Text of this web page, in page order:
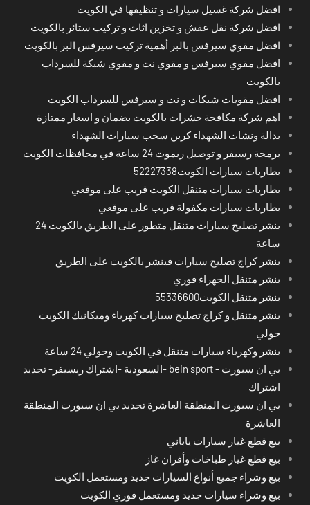
افضل شركة غسيل سيارات و تنظيفها في الكويت
افضل شركة نقل عفش و تخزين اثاث و تركيب ستائر بالكويت
افضل مقوي سيرفس بالبر أهمية تركيب سيرفس البر بالكويت
افضل مقوي سيرفس و مقوي نت و مقوي شبكة للسرداب
بالكويت
افضل مقويات شبكات و نت و سيرفس للسرداب الكويت
اهم شركة مكافحة حشرات بالكويت بضمان و اسعار ممتازة
بدالة ونشات الشهداء كرين سحب سيارات الشهداء
برمجة رسيفر و توصيل ريموت 24 ساعة في محافظات الكويت
بطاريات سيارات الكويت52227338
بطاريات سيارات متنقل الكويت قريب على موقعي
بطاريات سيارات مكفولة قريب على موقعي
بنشر تصليح سيارات متنقل متطور على الطريق بالكويت 24
ساعة
بنشر كراج تصليح سيارات فينشر بالكويت على الطريق
بنشر متنقل الجهراء فوري
بنشر متنقل الكويت55336600
بنشر متنقل و كراج تصليح سيارات كهرباء وميكانيك الكويت
حولي
بنشر وكهرباء سيارات متنقل في الكويت وحولي 24 ساعة
بي ان سبورت - bein sport -السعودية -اشتراك ريسيفر- تجديد
اشتراك
بي ان سبورت المنطقة العاشرة تجديد بي ان سبورت المنطقة
العاشرة
بيع قطع غيار سيارات ياباني
بيع قطع غيار طباخات وأفران غاز
بيع وشراء جميع أنواع السيارات جديد ومستعمل الكويت
بيع وشراء سيارات جديد ومستعمل فوري الكويت